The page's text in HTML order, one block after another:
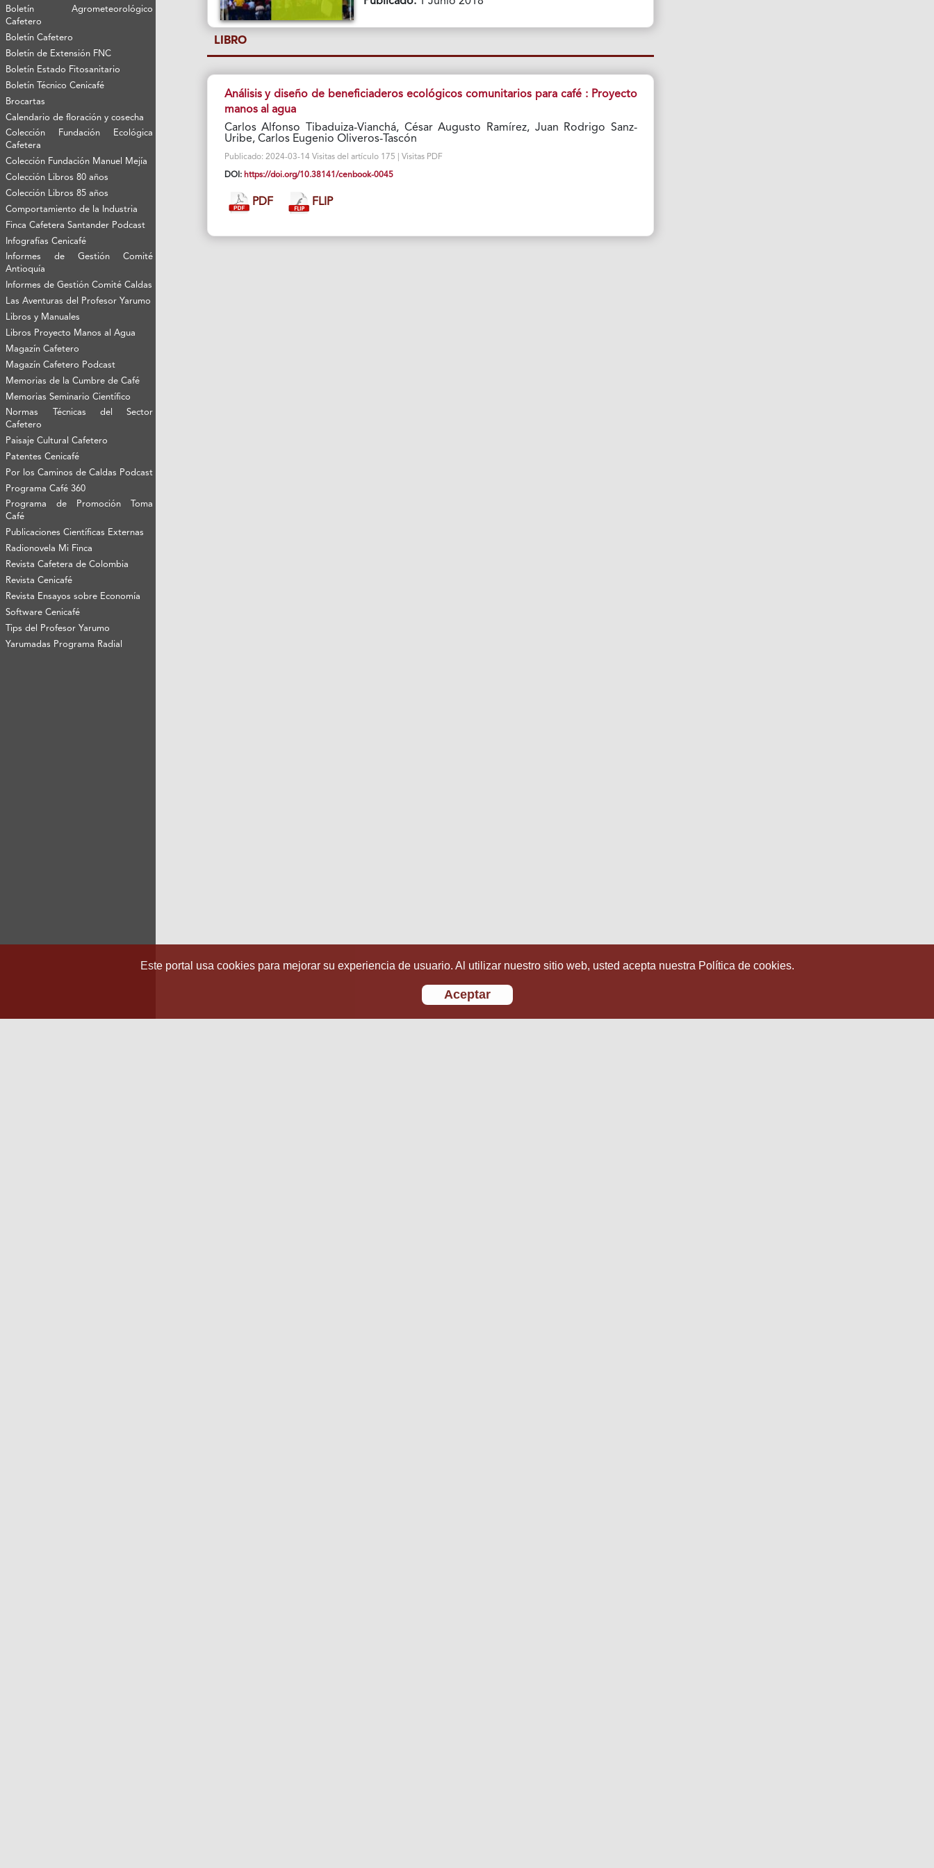
Boletín Agrometeorológico
Cafetero
Boletín Cafetero
Boletín de Extensión FNC
Boletín Estado Fitosanitario
Boletín Técnico Cenicafé
Brocartas
Calendario de floración y cosecha
Colección Fundación Ecológica
Cafetera
Colección Fundación Manuel Mejía
Colección Libros 80 años
Colección Libros 85 años
Comportamiento de la Industria
Finca Cafetera Santander Podcast
Infografías Cenicafé
Informes de Gestión Comité
Antioquía
Informes de Gestión Comité Caldas
Las Aventuras del Profesor Yarumo
Libros y Manuales
Libros Proyecto Manos al Agua
Magazín Cafetero
Magazín Cafetero Podcast
Memorias de la Cumbre de Café
Memorias Seminario Científico
Normas Técnicas del Sector
Cafetero
Paisaje Cultural Cafetero
Patentes Cenicafé
Por los Caminos de Caldas Podcast
Programa Café 360
Programa de Promoción Toma
Café
Publicaciones Científicas Externas
Radionovela Mi Finca
Revista Cafetera de Colombia
Revista Cenicafé
Revista Ensayos sobre Economía
Software Cenicafé
Tips del Profesor Yarumo
Yarumadas Programa Radial
LIBRO
Análisis y diseño de beneficiaderos ecológicos comunitarios para café : Proyecto
manos al agua
Carlos Alfonso Tibaduiza-Vianchá, César Augusto Ramírez, Juan Rodrigo Sanz-
Uribe, Carlos Eugenio Oliveros-Tascón
Publicado: 2024-03-14 Visitas del artículo 175 | Visitas PDF
DOI: https://doi.org/10.38141/cenbook-0045
PDF FLIP
Este portal usa cookies para mejorar su experiencia de usuario. Al utilizar nuestro sitio web, usted acepta nuestra Política de cookies.
Aceptar